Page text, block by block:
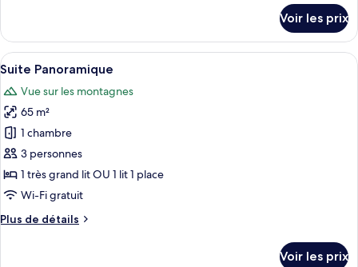
le
type
de
Chambre
Deluxe
Voir les prix
Afficher
toutes
les
photos
pour
ce
type
de
chambre :
Suite
Un salon spacieux doté d’une
5
Suite Panoramique
Vue sur les montagnes
65 m²
1 chambre
3 personnes
1 très grand lit OU 1 lit 1 place
Wi-Fi gratuit
Plus de détails
Plus
Voir les prix